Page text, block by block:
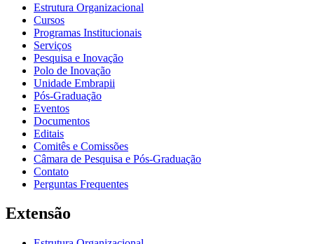
Estrutura Organizacional
Cursos
Programas Institucionais
Serviços
Pesquisa e Inovação
Polo de Inovação
Unidade Embrapii
Pós-Graduação
Eventos
Documentos
Editais
Comitês e Comissões
Câmara de Pesquisa e Pós-Graduação
Contato
Perguntas Frequentes
Extensão